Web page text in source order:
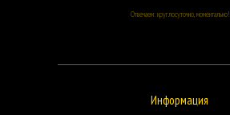
Отвечаем: круглосуточно, моментально!
Информация